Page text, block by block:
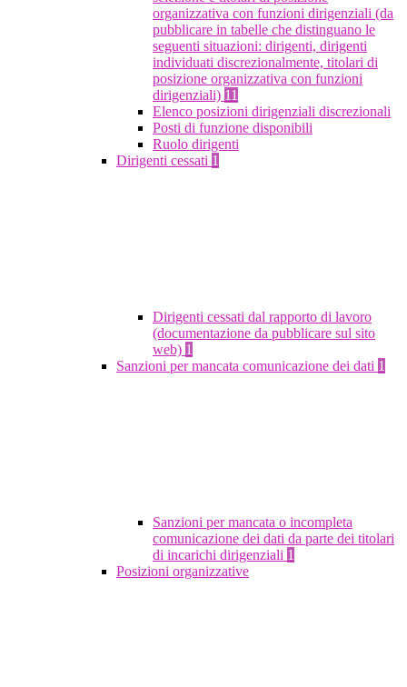
organizzativa con funzioni dirigenziali (da
pubblicare in tabelle che distinguano le
seguenti situazioni: dirigenti, dirigenti
individuati discrezionalmente, titolari di
posizione organizzativa con funzioni
dirigenziali) 11
Elenco posizioni dirigenziali discrezionali
Posti di funzione disponibili
Ruolo dirigenti
Dirigenti cessati 1
Dirigenti cessati dal rapporto di lavoro
(documentazione da pubblicare sul sito
web) 1
Sanzioni per mancata comunicazione dei dati 1
Sanzioni per mancata o incompleta
comunicazione dei dati da parte dei titolari
di incarichi dirigenziali 1
Posizioni organizzative